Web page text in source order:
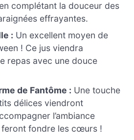
complétant la douceur des
effrayantes.
: Un excellent moyen de
! Ce jus viendra
repas avec une douce
de Fantôme : Une touche
délices viendront
l’ambiance
feront fondre les cœurs !